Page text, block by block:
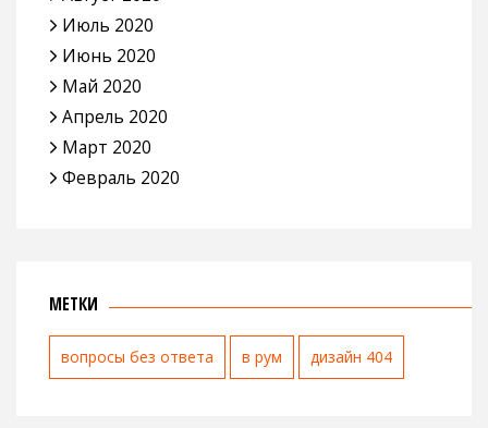
Июль 2020
Июнь 2020
Май 2020
Апрель 2020
Март 2020
Февраль 2020
МЕТКИ
вопросы без ответа в рум дизайн 404